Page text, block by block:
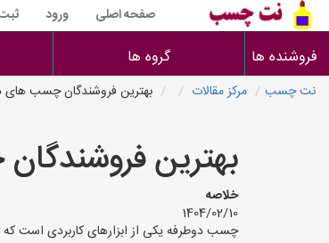
صفحه اصلی ورود
فروشنده ها گروه ها
نت چسب مرکز مقالات بهترین فروشندگان چسب های
بهترین
خلاصه
1404/02/10
چسب دوطرفه یکی از ابزارهای کاربردی است